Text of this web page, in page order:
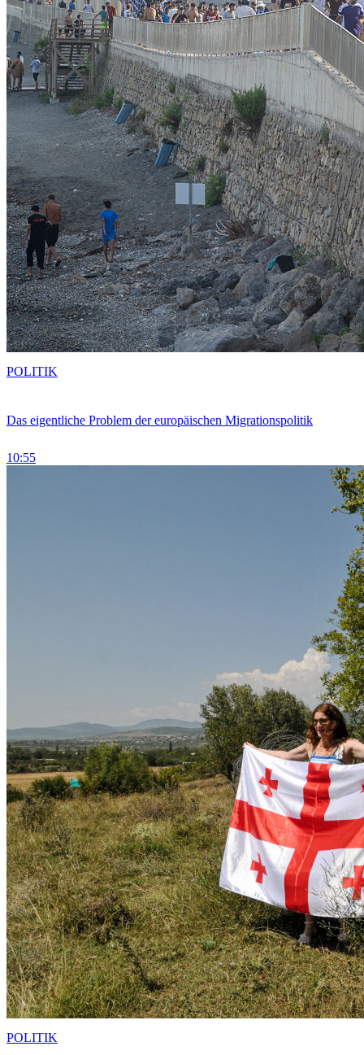
Das eigentliche Problem der europäischen Migrationspolitik
10:55
POLITIK
POLITIK